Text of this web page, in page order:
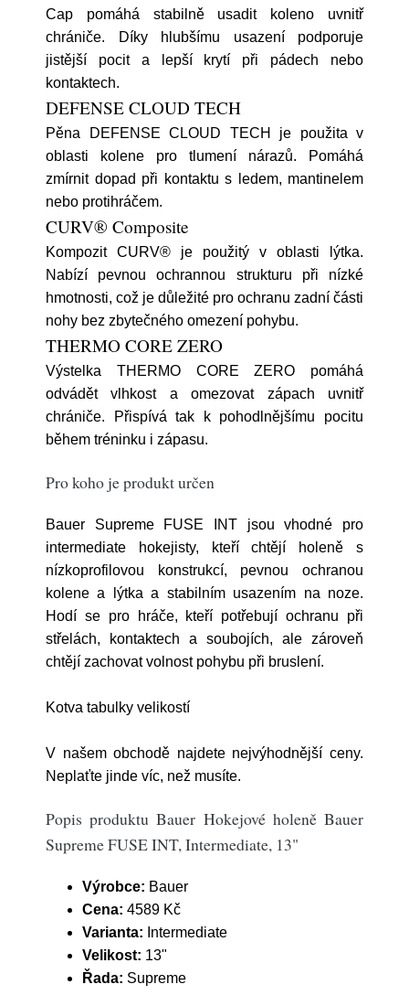
Cap pomáhá stabilně usadit koleno uvnitř
chrániče. Díky hlubšímu usazení podporuje
jistější pocit a lepší krytí při pádech nebo
kontaktech.
DEFENSE CLOUD TECH
Pěna DEFENSE CLOUD TECH je použita v
oblasti kolene pro tlumení nárazů. Pomáhá
zmírnit dopad při kontaktu s ledem, mantinelem
nebo protihráčem.
CURV® Composite
Kompozit CURV® je použitý v oblasti lýtka.
Nabízí pevnou ochrannou strukturu při nízké
hmotnosti, což je důležité pro ochranu zadní části
nohy bez zbytečného omezení pohybu.
THERMO CORE ZERO
Výstelka THERMO CORE ZERO pomáhá
odvádět vlhkost a omezovat zápach uvnitř
chrániče. Přispívá tak k pohodlnějšímu pocitu
během tréninku i zápasu.
Pro koho je produkt určen
Bauer Supreme FUSE INT jsou vhodné pro
intermediate hokejisty, kteří chtějí holeně s
nízkoprofilovou konstrukcí, pevnou ochranou
kolene a lýtka a stabilním usazením na noze.
Hodí se pro hráče, kteří potřebují ochranu při
střelách, kontaktech a soubojích, ale zároveň
chtějí zachovat volnost pohybu při bruslení.
Kotva tabulky velikostí
V našem obchodě najdete nejvýhodnější ceny.
Neplaťte jinde víc, než musíte.
Popis produktu Bauer Hokejové holeně Bauer
Supreme FUSE INT, Intermediate, 13"
Výrobce: Bauer
Cena: 4589 Kč
Varianta: Intermediate
Velikost: 13"
Řada: Supreme